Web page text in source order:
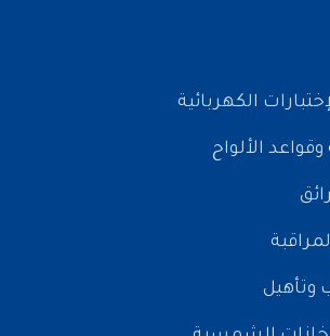
الكهربائية
الألواح
وتأهيل